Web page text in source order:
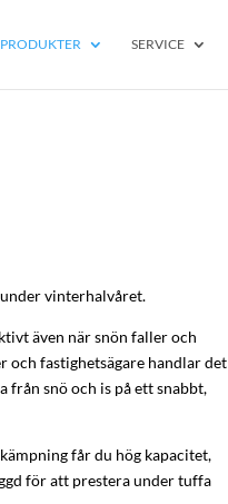
PRODUKTER SERVICE
vinterhalvåret.
även när snön faller och
fastighetsägare handlar det
från snö och is på ett snabbt,
får du hög kapacitet,
för att prestera under tuffa